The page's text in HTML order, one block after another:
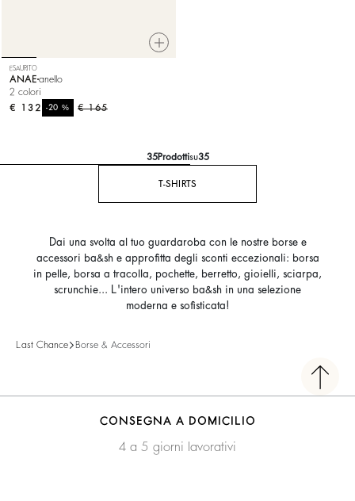
ESAURITO
ANAE anello
2 colori
€ 165
-20%
€ 132
35Prodottisu35
T-SHIRTS
Dai una svolta al tuo guardaroba con le nostre borse e
accessori ba&sh e approfitta degli sconti eccezionali: borsa
in pelle, borsa a tracolla, pochette, berretto, gioielli, sciarpa,
scrunchie... L'intero universo ba&sh in una selezione
moderna e sofisticata!
Last Chance Borse & Accessori
CONSEGNA A DOMICILIO
4 a 5 giorni lavorativi